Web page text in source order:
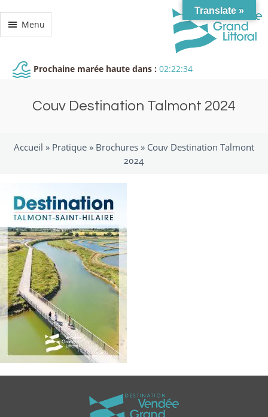
Menu
Prochaine marée haute dans : 02:22:34
Couv Destination Talmont 2024
Accueil » Pratique » Brochures » Couv Destination Talmont
2024
Translate »